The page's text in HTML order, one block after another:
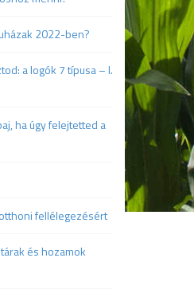
2022-ben?
a logók 7 típusa – I.
ha úgy felejtetted a
fellélegezésért
és hozamok